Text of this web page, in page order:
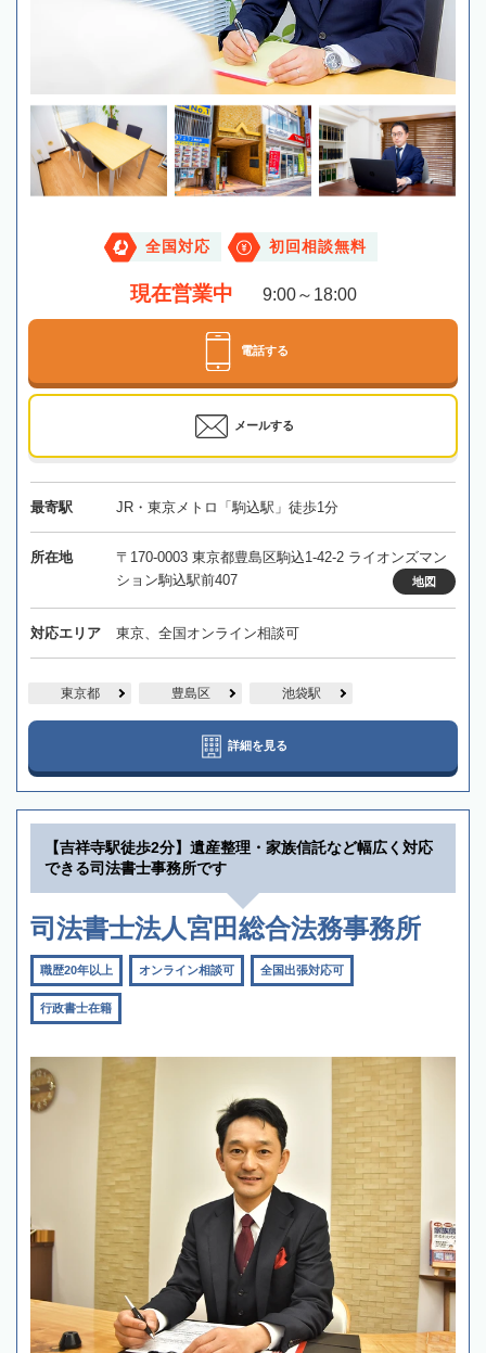
全国対応 初回相談無料
現在営業中 9:00～18:00
電話する
メールする
最寄駅 JR・東京メトロ「駒込駅」徒歩1分
所在地
〒170-0003 東京都豊島区駒込1-42-2 ライオンズマン
ション駒込駅前407
地図
対応エリア 東京、全国オンライン相談可
東京都 豊島区 池袋駅
詳細を見る
【吉祥寺駅徒歩2分】遺産整理・家族信託など幅広く対応
できる司法書士事務所です
司法書士法人宮田総合法務事務所
職歴20年以上 オンライン相談可 全国出張対応可
行政書士在籍